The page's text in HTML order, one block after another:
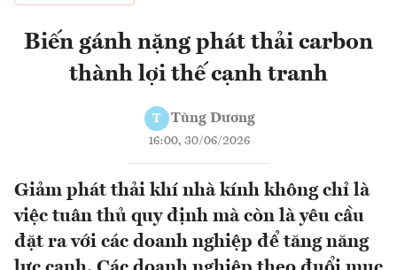
Biến gánh nặng phát thải carbon
thành lợi thế cạnh tranh
T Tùng Dương
16:00, 30/06/2026
Giảm phát thải khí nhà kính không chỉ là
việc tuân thủ quy định mà còn là yêu cầu
đặt ra với các doanh nghiệp để tăng năng